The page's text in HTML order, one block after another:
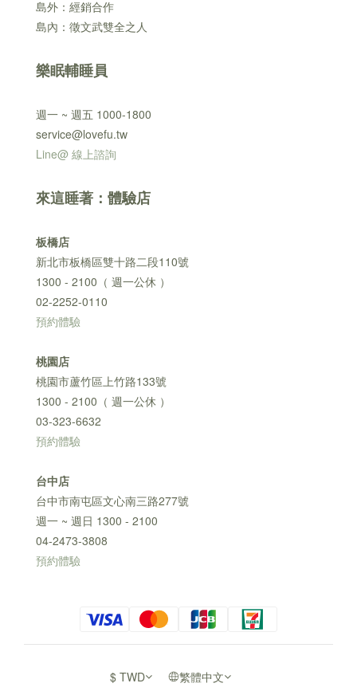
島外：經銷合作
島內：徵文武雙全之人
樂眠輔睡員
週一 ~ 週五 1000-1800
service@lovefu.tw
Line@ 線上諮詢
來這睡著：體驗店
板橋店
新北市板橋區雙十路二段110號
1300 - 2100（ 週一公休 ）
02-2252-0110
預約體驗
桃園店
桃園市蘆竹區上竹路133號
1300 - 2100（ 週一公休 ）
03-323-6632
預約體驗
台中店
台中市南屯區文心南三路277號
週一 ~ 週日 1300 - 2100
04-2473-3808
預約體驗
$ TWD 繁體中文